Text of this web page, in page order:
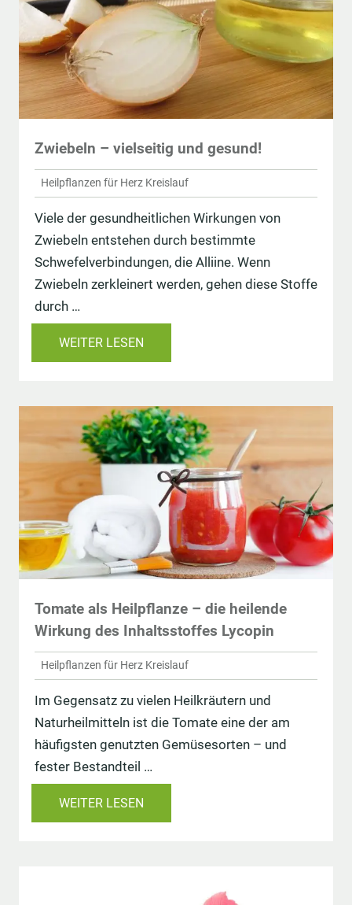
Zwiebeln – vielseitig und gesund!
Heilpflanzen für Herz Kreislauf
Viele der gesundheitlichen Wirkungen von
Zwiebeln entstehen durch bestimmte
Schwefelverbindungen, die Alliine. Wenn
Zwiebeln zerkleinert werden, gehen diese Stoffe
durch …
WEITER LESEN
Tomate als Heilpflanze – die heilende
Wirkung des Inhaltsstoffes Lycopin
Heilpflanzen für Herz Kreislauf
Im Gegensatz zu vielen Heilkräutern und
Naturheilmitteln ist die Tomate eine der am
häufigsten genutzten Gemüsesorten – und
fester Bestandteil …
WEITER LESEN